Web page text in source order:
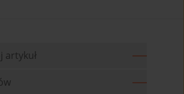
artykuł